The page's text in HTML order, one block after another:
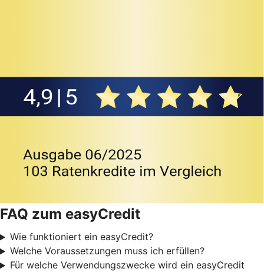
FAQ zum easyCredit
Wie funktioniert ein easyCredit?
Welche Voraussetzungen muss ich erfüllen?
Für welche Verwendungszwecke wird ein easyCredit